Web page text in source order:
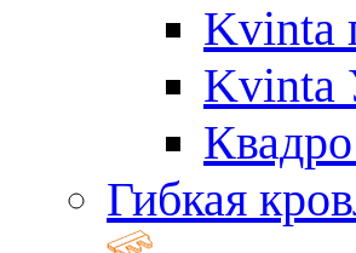
Kvinta
Kvinta
Гибкая